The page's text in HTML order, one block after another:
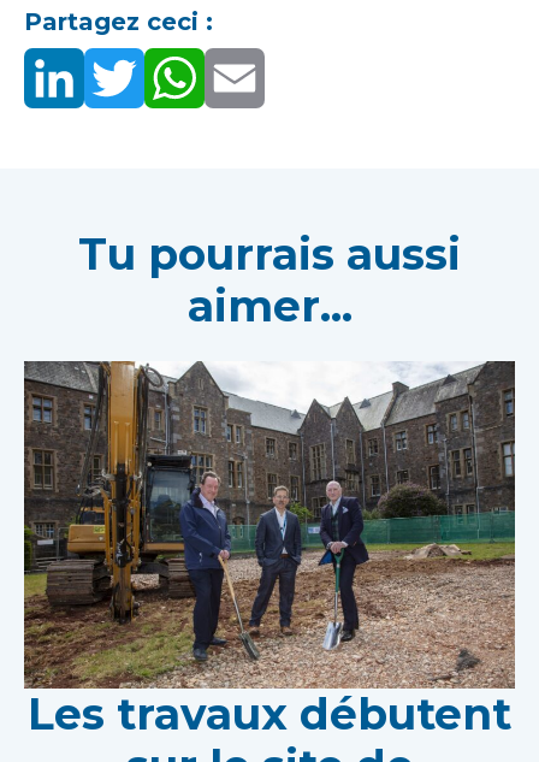
Partagez ceci :
Tu pourrais aussi
aimer...
Les travaux débutent